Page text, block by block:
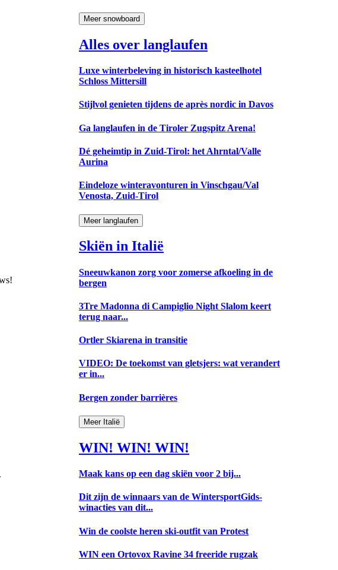
Meer snowboard
Alles over langlaufen
Luxe winterbeleving in historisch kasteelhotel
Schloss Mittersill
Stijlvol genieten tijdens de après nordic in Davos
Ga langlaufen in de Tiroler Zugspitz Arena!
Dé geheimtip in Zuid-Tirol: het Ahrntal/Valle
Aurina
Eindeloze winteravonturen in Vinschgau/Val
Venosta, Zuid-Tirol
Meer langlaufen
Skiën in Italië
Sneeuwkanon zorg voor zomerse afkoeling in de
bergen
3Tre Madonna di Campiglio Night Slalom keert
terug naar...
Ortler Skiarena in transitie
VIDEO: De toekomst van gletsjers: wat verandert
er in...
Bergen zonder barrières
Meer Italië
WIN! WIN! WIN!
Maak kans op een dag skiën voor 2 bij...
Dit zijn de winnaars van de WintersportGids-
winacties van dit...
Win de coolste heren ski-outfit van Protest
WIN een Ortovox Ravine 34 freeride rugzak